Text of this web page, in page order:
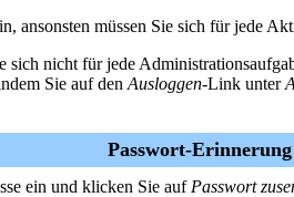
ansonsten müssen Sie sich für jede
nicht für jede
Sie auf den Ausloggen-Link unter
Passwort-Erinnerung
ein und klicken Sie auf Passwort